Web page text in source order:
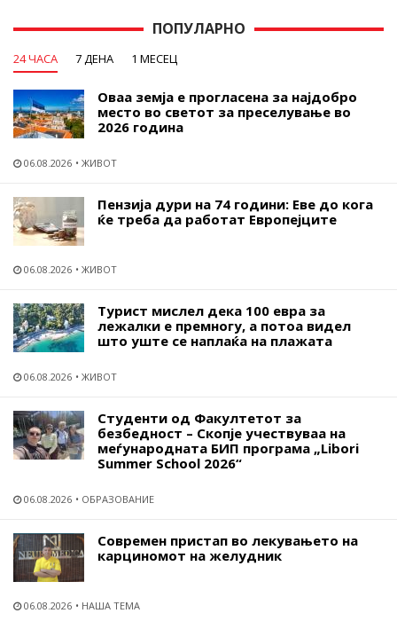
ПОПУЛАРНО
24 ЧАСА 7 ДЕНА 1 МЕСЕЦ
Оваа земја е прогласена за најдобро
место во светот за преселување во
2026 година
06.08.2026 ЖИВОТ
Пензија дури на 74 години: Еве до кога
ќе треба да работат Европејците
06.08.2026 ЖИВОТ
Турист мислел дека 100 евра за
лежалки е премногу, а потоа видел
што уште се наплаќа на плажата
06.08.2026 ЖИВОТ
Студенти од Факултетот за
безбедност – Скопје учествуваа на
меѓународната БИП програма „Libori
Summer School 2026“
06.08.2026 ОБРАЗОВАНИЕ
Современ пристап во лекувањето на
карциномот на желудник
06.08.2026 НАША ТЕМА